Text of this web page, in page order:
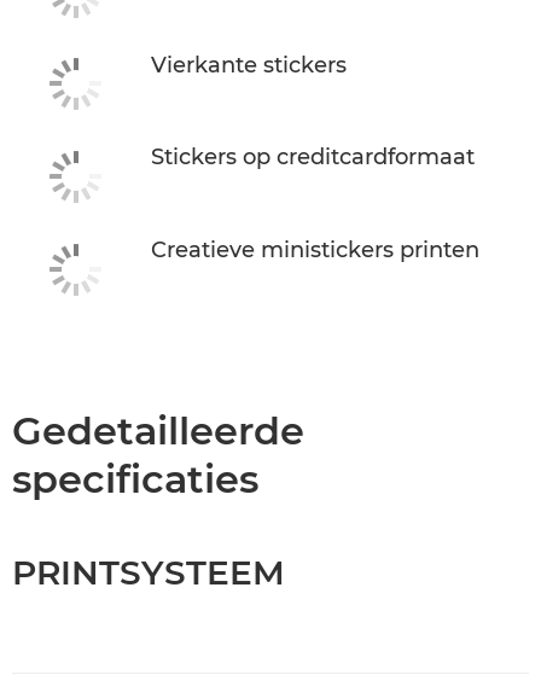
Vierkante stickers
Stickers op creditcardformaat
Creatieve ministickers printen
Gedetailleerde
specificaties
PRINTSYSTEEM